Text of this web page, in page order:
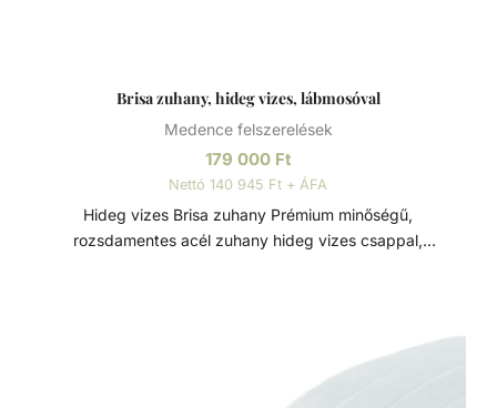
Brisa zuhany, hideg vizes, lábmosóval
Medence felszerelések
179 000 Ft
Nettó 140 945 Ft + ÁFA
Hideg vizes Brisa zuhany Prémium minőségű,
rozsdamentes acél zuhany hideg vizes csappal,